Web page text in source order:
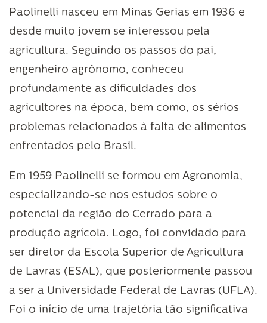
Paolinelli nasceu em Minas Gerias em 1936 e
desde muito jovem se interessou pela
agricultura. Seguindo os passos do pai,
engenheiro agrônomo, conheceu
profundamente as dificuldades dos
agricultores na época, bem como, os sérios
problemas relacionados à falta de alimentos
enfrentados pelo Brasil.
Em 1959 Paolinelli se formou em Agronomia,
especializando-se nos estudos sobre o
potencial da região do Cerrado para a
produção agrícola. Logo, foi convidado para
ser diretor da Escola Superior de Agricultura
de Lavras (ESAL), que posteriormente passou
a ser a Universidade Federal de Lavras (UFLA).
Foi o início de uma trajetória tão significativa